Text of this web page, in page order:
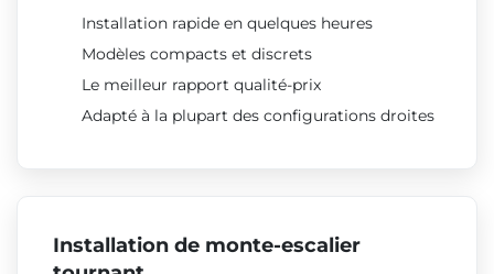
Installation rapide en quelques heures
Modèles compacts et discrets
Le meilleur rapport qualité-prix
Adapté à la plupart des configurations droites
Installation de monte-escalier